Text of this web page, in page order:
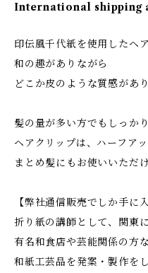
International shipping
印伝風千代紙を使用したヘ
和の趣がありながら
どこか皮のような質感があり
髪の量が多い方でもしっか
ヘアクリップは、ハーフア
まとめ髪にもお使いいただけ
【弊社通信販売でしか手に
折り紙の講師として、関東
有名和食店や芸能関係の方
和紙工芸品を発案・製作を